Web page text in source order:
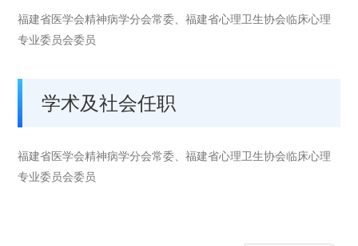
福建省医学会精神病学分会常委、福建省心理卫生协会临床心理
专业委员会委员
学术及社会任职
福建省医学会精神病学分会常委、福建省心理卫生协会临床心理
专业委员会委员